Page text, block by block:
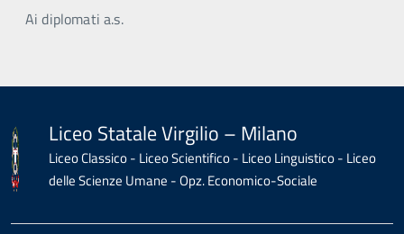
Ai diplomati a.s.
Liceo Statale Virgilio – Milano
Liceo Classico - Liceo Scientifico - Liceo Linguistico - Liceo
delle Scienze Umane - Opz. Economico-Sociale